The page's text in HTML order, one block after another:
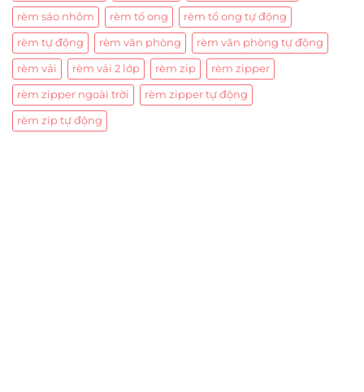
rèm sáo nhôm rèm tổ ong rèm tổ ong tự động
rèm tự động rèm văn phòng rèm văn phòng tự động
rèm vải rèm vải 2 lớp rèm zip rèm zipper
rèm zipper ngoài trời rèm zipper tự động
rèm zip tự động